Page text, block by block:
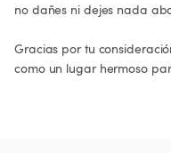
no dañes ni dejes nada
Gracias por tu
como un lugar hermoso